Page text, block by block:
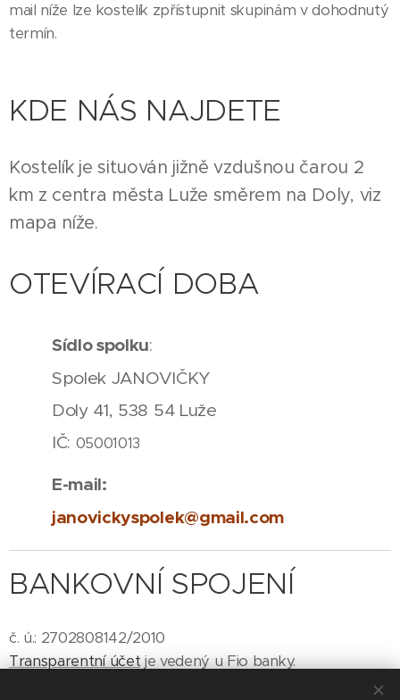
mail níže lze kostelík zpřístupnit skupinám v dohodnutý
termín.
KDE NÁS NAJDETE
Kostelík je situován jižně vzdušnou čarou 2
km z centra města Luže směrem na Doly, viz
mapa níže.
OTEVÍRACÍ DOBA
Sídlo spolku:
Spolek JANOVIČKY
Doly 41, 538 54 Luže
IČ: 05001013
E-mail:
janovickyspolek@gmail.com
BANKOVNÍ SPOJENÍ
č. ú.: 2702808142/2010
Transparentní účetje vedený u Fio banky.